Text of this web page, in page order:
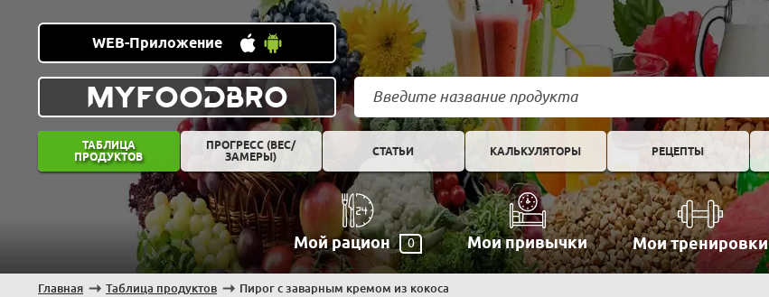
WEB-Приложение
MYFOODBRO
ТАБЛИЦА
ПРОДУКТОВ
ПРОГРЕСС (ВЕС/
ЗАМЕРЫ)
СТАТЬИ КАЛЬКУЛЯТОРЫ РЕЦЕПТЫ
Мой рацион 0 Мои привычки Мои тренировки
Главная Таблица продуктов Пирог с заварным кремом из кокоса